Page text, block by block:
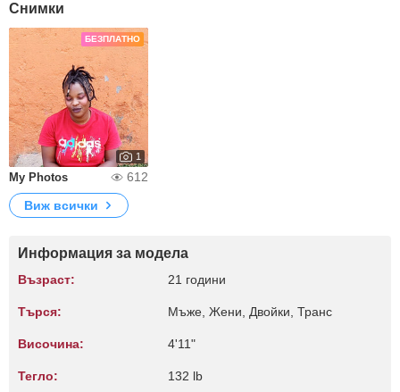
Снимки
БЕЗПЛАТНО
1
My Photos
612
Виж всички
Информация за модела
Възраст: 21 години
Търся: Мъже, Жени, Двойки, Транс
Височина: 4'11"
Тегло: 132 lb